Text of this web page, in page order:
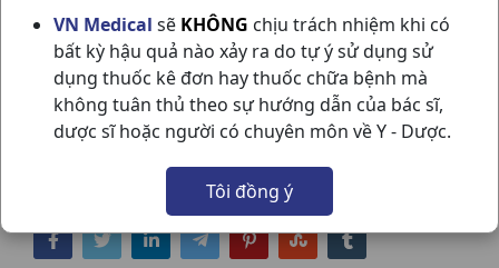
VN Medical sẽ KHÔNG chịu trách nhiệm khi có
bất kỳ hậu quả nào xảy ra do tự ý sử dụng sử
dụng thuốc kê đơn hay thuốc chữa bệnh mà
không tuân thủ theo sự hướng dẫn của bác sĩ,
dược sĩ hoặc người có chuyên môn về Y - Dược.
Tôi đồng ý
SULPIRIDE 50MG H100V (STELLA)
STELLAPHARM
NSX:Stellapharm
Nhóm hàng:
Thần Kinh - Mạch Máu Não,
Chia sẻ qua mạng xã hội: